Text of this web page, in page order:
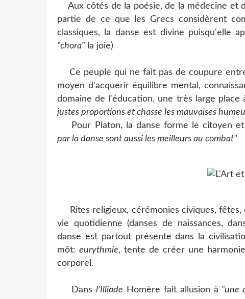
Aux côtés de la poésie, de la médecine et
partie de ce que les Grecs considèrent
classiques, la danse est divine puisqu'elle
"chora" la joie)
Ce peuple qui ne fait pas de coupure
moyen d'acquerir équilibre mental,
domaine de l'éducation, une très large place
justes proportions et chasse les mauvaises
Pour Platon, la danse forme le citoyen
parla danse sont aussi les meilleurs au combat"
Rites religieux, cérémonies civiques, fêtes,
vie quotidienne (danses de naissances,
danse est partout présente dans la
môt: eurythmie, tente de créer une
corporel.
Dans l'Illiade Homère fait allusion à "une